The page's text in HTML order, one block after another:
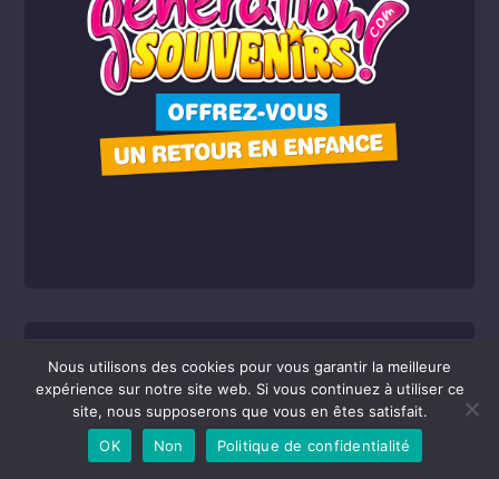
RECHERCHER UN SOUVENIR:
Nous utilisons des cookies pour vous garantir la meilleure
expérience sur notre site web. Si vous continuez à utiliser ce
site, nous supposerons que vous en êtes satisfait.
OK
Non Politique de confidentialité